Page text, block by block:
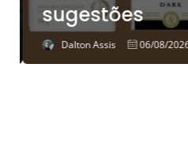
sugestões
Dalton Assis 06/08/2026